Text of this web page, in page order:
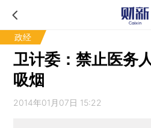
政经
卫计委：禁止医务
吸烟
2014年01月07日 15:22